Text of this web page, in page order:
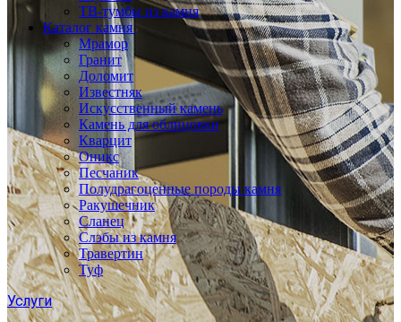
ТВ-тумбы из камня
Каталог камня
Мрамор
Гранит
Доломит
Известняк
Искусственный камень
Камень для облицовки
Кварцит
Оникс
Песчаник
Полудрагоценные породы камня
Ракушечник
Сланец
Слэбы из камня
Травертин
Туф
Услуги